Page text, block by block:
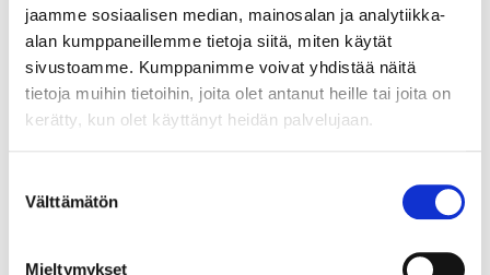
jaamme sosiaalisen median, mainosalan ja analytiikka-
alan kumppaneillemme tietoja siitä, miten käytät
sivustoamme. Kumppanimme voivat yhdistää näitä
tietoja muihin tietoihin, joita olet antanut heille tai joita on
kerätty, kun olet käyttänyt heidän palvelujaan.
valinta
Välttämätön
Mieltymykset
VS.